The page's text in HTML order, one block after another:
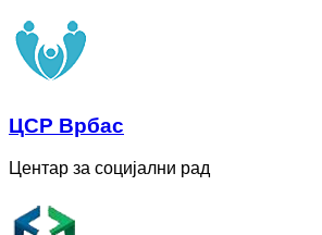
ЦСР Врбас
Центар за социјални рад